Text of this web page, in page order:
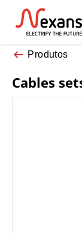
Produtos
Cables